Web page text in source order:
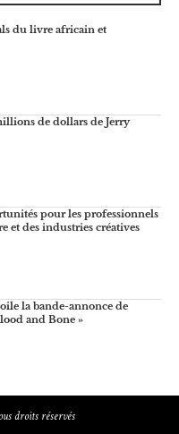
du livre africain et
de dollars de Jerry
pour les professionnels
et des industries créatives
la bande-annonce de
and Bone »
droits réservés